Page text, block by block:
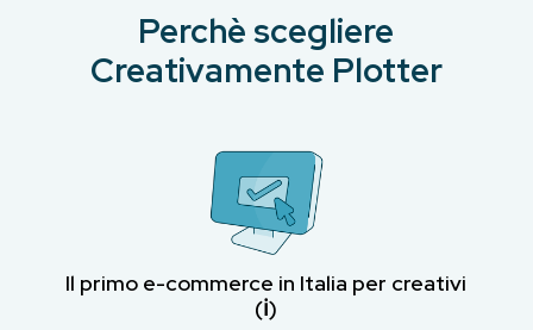
Perchè scegliere
Creativamente Plotter
Il primo e-commerce in Italia per creativi
(ℹ︎)